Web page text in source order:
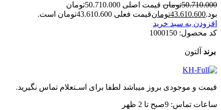
50.710.000تومان
قیمت اصلی 50.710.000تومان
بود.43.610.600تومانقیمت فعلی 43.610.600تومان است.
افزودن به سبد خرید
کد محصول: 1000150
برند آلتون
قیمت و موجودی بروز میباشد لطفا برای اسـتعلام تماس نگیرید.
ساعات تماس: 9صبح تا 2 ظهر